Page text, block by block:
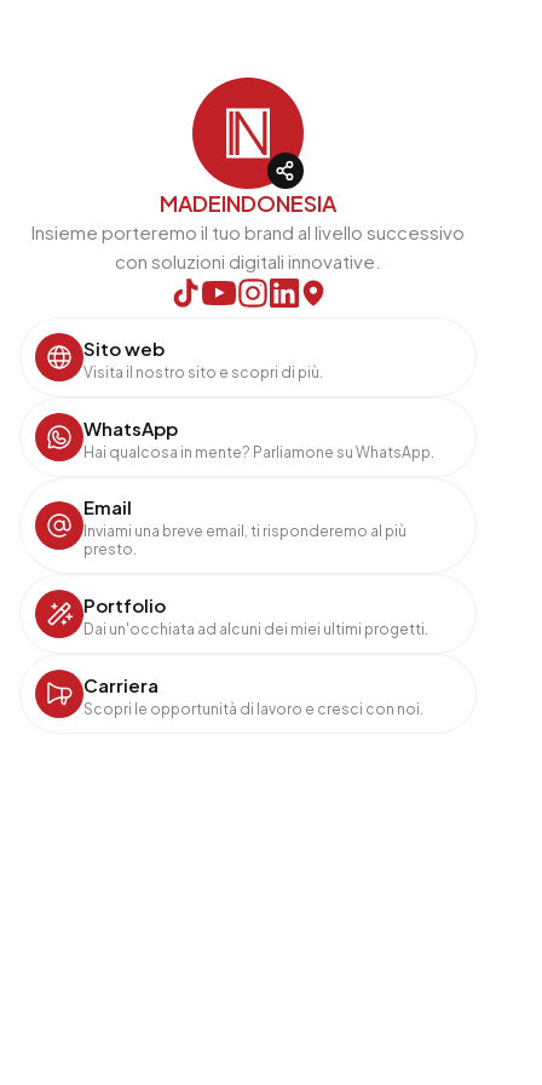
MADEINDONESIA
Insieme porteremo il tuo brand al livello successivo
con soluzioni digitali innovative.
Sito web
Visita il nostro sito e scopri di più.
WhatsApp
Hai qualcosa in mente? Parliamone su WhatsApp.
Email
Inviami una breve email, ti risponderemo al più
presto.
Portfolio
Dai un'occhiata ad alcuni dei miei ultimi progetti.
Carriera
Scopri le opportunità di lavoro e cresci con noi.